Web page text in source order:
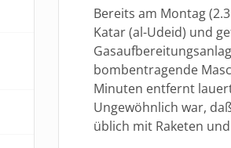
Bereits am Montag
Katar (al-Udeid) und
bombentragende
Minuten entfernt
Ungewöhnlich war,
üblich mit Raketen